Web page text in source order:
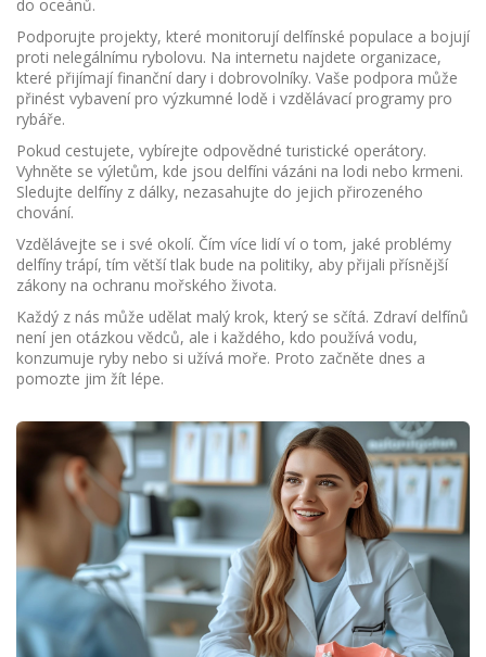
do oceánů.
Podporujte projekty, které monitorují delfínské populace a bojují
proti nelegálnímu rybolovu. Na internetu najdete organizace,
které přijímají finanční dary i dobrovolníky. Vaše podpora může
přinést vybavení pro výzkumné lodě i vzdělávací programy pro
rybáře.
Pokud cestujete, vybírejte odpovědné turistické operátory.
Vyhněte se výletům, kde jsou delfíni vázáni na lodi nebo krmeni.
Sledujte delfíny z dálky, nezasahujte do jejich přirozeného
chování.
Vzdělávejte se i své okolí. Čím více lidí ví o tom, jaké problémy
delfíny trápí, tím větší tlak bude na politiky, aby přijali přísnější
zákony na ochranu mořského života.
Každý z nás může udělat malý krok, který se sčítá. Zdraví delfínů
není jen otázkou vědců, ale i každého, kdo používá vodu,
konzumuje ryby nebo si užívá moře. Proto začněte dnes a
pomozte jim žít lépe.